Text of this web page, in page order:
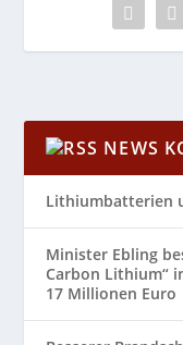
NEWS
Lithiumbatterien
Minister Ebling
Carbon Lithium“
17 Millionen Euro